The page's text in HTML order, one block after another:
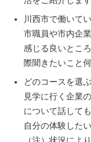
川西市で働いて
市職員や市内企
感じる良いとこ
際聞きたいこと
どのコースを選
見学に行く企業
について話して
自分の体験した